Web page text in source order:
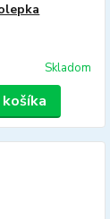
Skladom